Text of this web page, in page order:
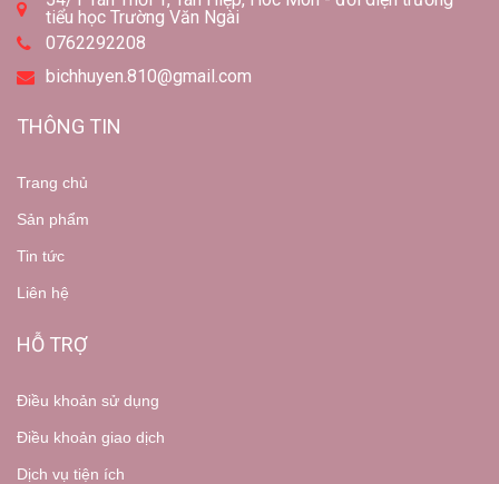
tiểu học Trường Văn Ngài
0762292208
bichhuyen.810@gmail.com
THÔNG TIN
Trang chủ
Sản phẩm
Tin tức
Liên hệ
HỖ TRỢ
Điều khoản sử dụng
Điều khoản giao dịch
Dịch vụ tiện ích